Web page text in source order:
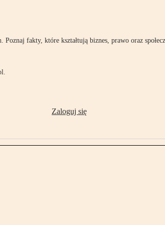
fakty, które kształtują biznes, prawo oraz
Zaloguj się